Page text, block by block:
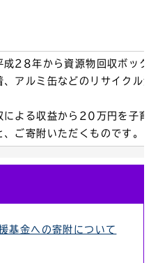
成28年から資源物回収ボック
、アルミ缶などのリサイクル
による収益から20万円を子育
ご寄附いただくものです。
基金への寄附について